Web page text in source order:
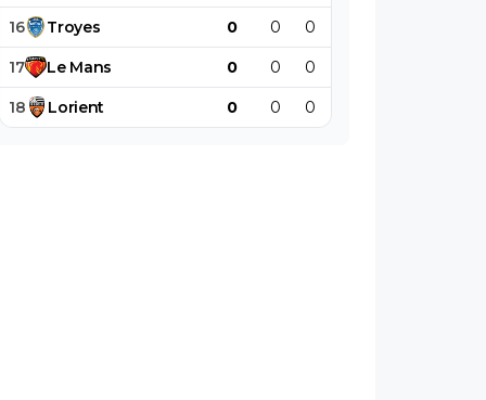
16 Troyes 0 0 0
17 Le Mans 0 0 0
18 Lorient 0 0 0